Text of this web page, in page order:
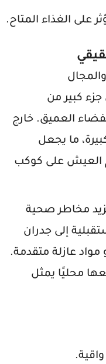
الغذاء المتاح.
كبير من
العميق. خارج
ما يجعل
العيش على كوكب
مخاطر صحية
إلى جدران
عازلة متقدمة.
محليًا يمثل